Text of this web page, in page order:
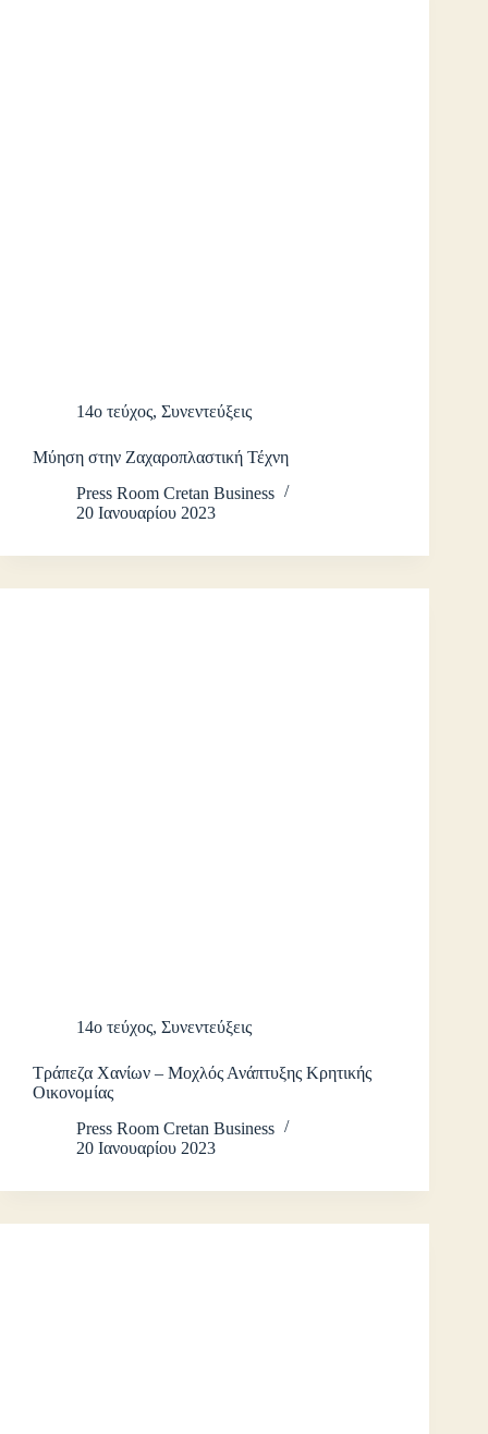
14ο τεύχος, Συνεντεύξεις
Μύηση στην Ζαχαροπλαστική Τέχνη
Press Room Cretan Business
20 Ιανουαρίου 2023
14ο τεύχος, Συνεντεύξεις
Τράπεζα Χανίων – Μοχλός Ανάπτυξης Κρητικής
Οικονομίας
Press Room Cretan Business
20 Ιανουαρίου 2023